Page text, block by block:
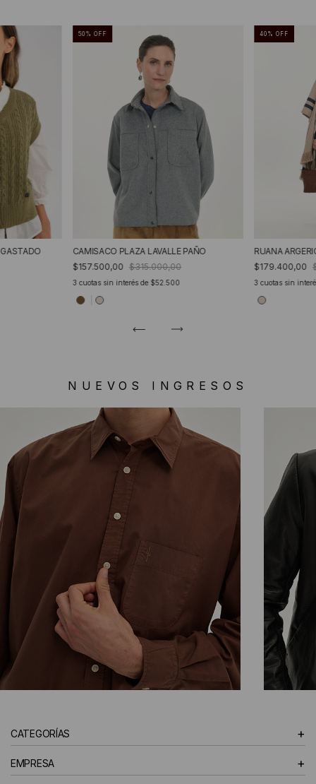
50% OFF
CAMISACO PLAZA LAVALLE PAÑO
$157.500,00 $315.000,00
3 cuotas sin interés de $52.500
40 %OFF
RUANA
$179.400,00
3cuotas sin
NUEVOS INGRESOS
HOMBRE
CATEGORÍAS +
EMPRESA +